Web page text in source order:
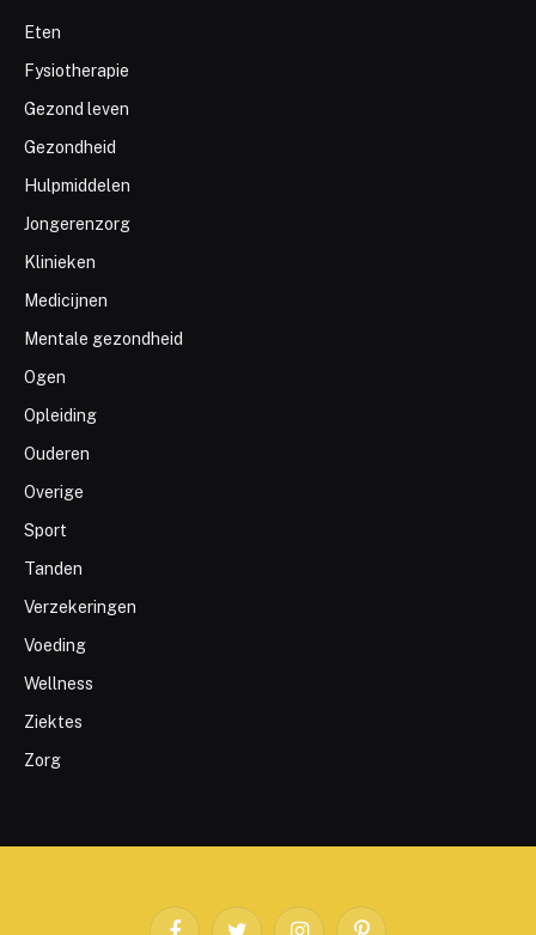
Eten
Fysiotherapie
Gezond leven
Gezondheid
Hulpmiddelen
Jongerenzorg
Klinieken
Medicijnen
Mentale gezondheid
Ogen
Opleiding
Ouderen
Overige
Sport
Tanden
Verzekeringen
Voeding
Wellness
Ziektes
Zorg